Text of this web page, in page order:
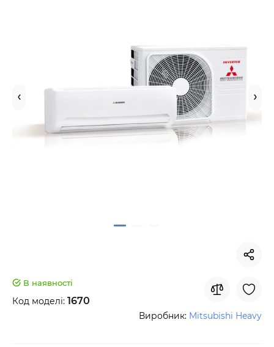
В наявності
Код моделі: 1670
Виробник: Mitsubishi Heavy